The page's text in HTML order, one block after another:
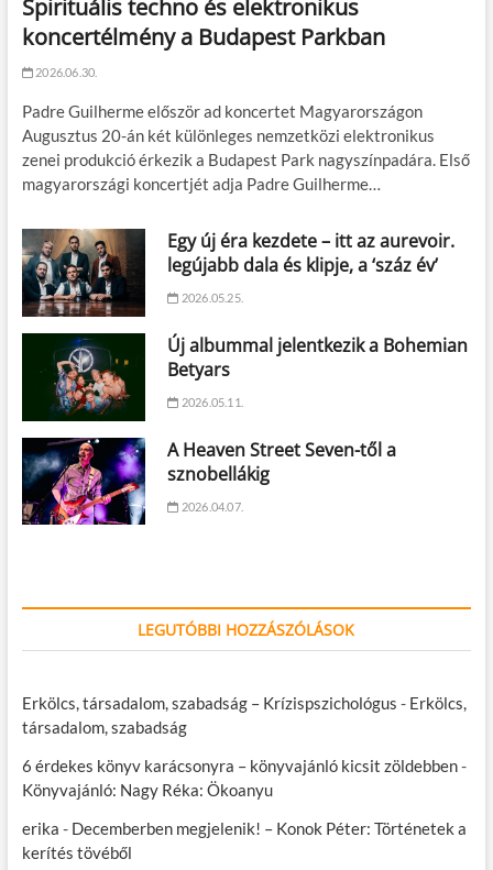
Spirituális techno és elektronikus
koncertélmény a Budapest Parkban
2026.06.30.
Padre Guilherme először ad koncertet Magyarországon
Augusztus 20-án két különleges nemzetközi elektronikus
zenei produkció érkezik a Budapest Park nagyszínpadára. Első
magyarországi koncertjét adja Padre Guilherme…
Egy új éra kezdete – itt az aurevoir.
legújabb dala és klipje, a ‘száz év’
2026.05.25.
Új albummal jelentkezik a Bohemian
Betyars
2026.05.11.
A Heaven Street Seven-től a
sznobellákig
2026.04.07.
LEGUTÓBBI HOZZÁSZÓLÁSOK
Erkölcs, társadalom, szabadság – Krízispszichológus - Erkölcs,
társadalom, szabadság
6 érdekes könyv karácsonyra – könyvajánló kicsit zöldebben-
Könyvajánló: Nagy Réka: Ökoanyu
erika - Decemberben megjelenik! – Konok Péter: Történetek a
kerítés tövéből